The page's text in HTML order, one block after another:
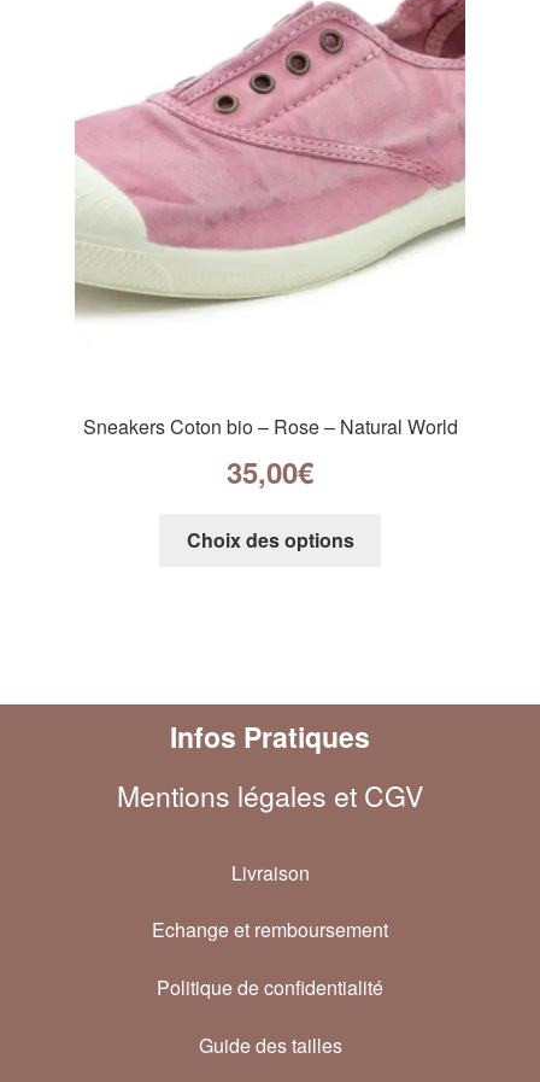
Sneakers Coton bio – Rose – Natural World
35,00€
Choix des options
Infos Pratiques
Mentions légales et CGV
Livraison
Echange et remboursement
Politique de confidentialité
Guide des tailles